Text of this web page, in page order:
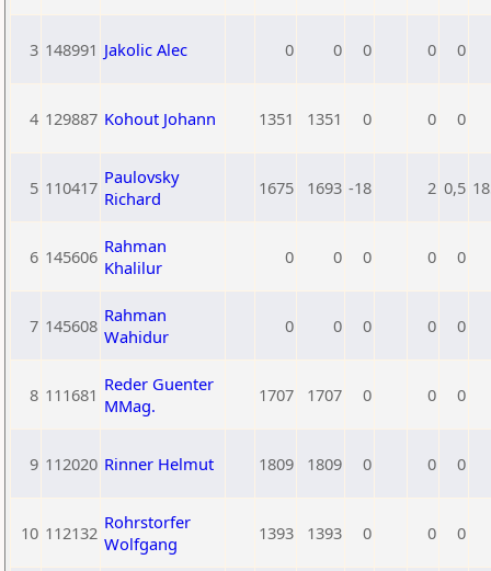
3 148991 Jakolic Alec 0 0 0 0 0
4 129887 Kohout Johann 1351 1351 0 0 0
5 110417 Paulovsky
Richard
1675 1693 -18 2 0,5
6 145606 Rahman
Khalilur
0 0 0 0 0
7 145608 Rahman
Wahidur
0 0 0 0 0
8 111681 Reder Guenter
MMag.
1707 1707 0 0 0
9 112020 Rinner Helmut 1809 1809 0 0 0
10 112132 Rohrstorfer
Wolfgang
1393 1393 0 0 0